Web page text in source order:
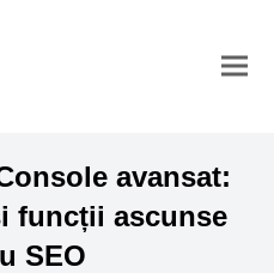
avansat:
funcții ascunse
SEO